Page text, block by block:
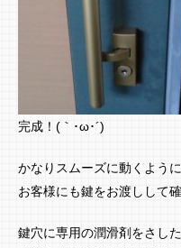
完成！(｀･ω･´)ゞ
かなりスムーズに動くよう
お客様にも鍵をお渡しして
鍵穴に専用の潤滑剤をさし